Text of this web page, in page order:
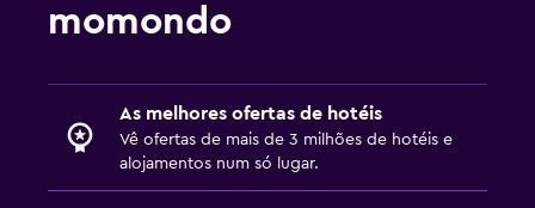
momondo
As melhores ofertas de hotéis
Vê ofertas de mais de 3 milhões de hotéis e
alojamentos num só lugar.